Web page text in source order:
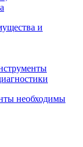
и
необходимы